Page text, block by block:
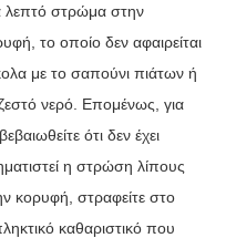
λεπτό στρώμα στην
το οποίο δεν αφαιρείται
με το σαπούνι πιάτων ή
νερό. Επομένως, για
ότι δεν έχει
η στρώση λίπους
κορυφή, στραφείτε στο
καθαριστικό που